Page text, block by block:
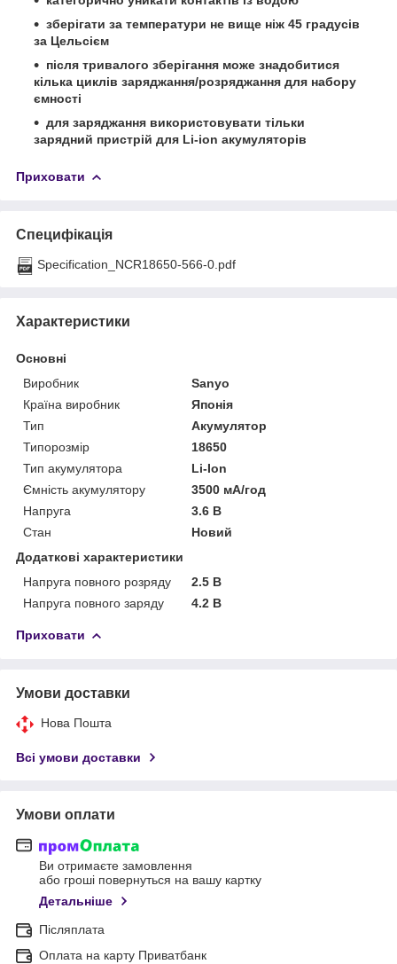
зберігати за температури не вище ніж 45 градусів
за Цельсієм
після тривалого зберігання може знадобитися
кілька циклів заряджання/розряджання для набору
ємності
для заряджання використовувати тільки
зарядний пристрій для Li-ion акумуляторів
Приховати
Специфікація
Specification_NCR18650-566-0.pdf
Характеристики
Основні
Виробник
Sanyo
Країна виробник
Японія
Тип
Акумулятор
Типорозмір
18650
Тип акумулятора
Li-Ion
Ємність акумулятору
3500 мА/год
Напруга
3.6 В
Стан
Новий
Додаткові характеристики
Напруга повного розряду
2.5 В
Напруга повного заряду
4.2 В
Приховати
Умови доставки
Нова Пошта
Всі умови доставки
Умови оплати
Ви отримаєте замовлення
або гроші повернуться на вашу картку
Детальніше
Післяплата
Оплата на карту Приватбанк